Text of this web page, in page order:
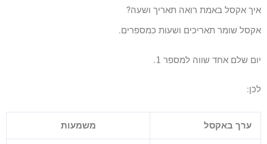
איך אקסל באמת רואה תאריך ושעה?
אקסל שומר תאריכים ושעות כמספרים.
יום שלם אחד שווה למספר 1
.
לכן:
ערך באקסל משמעות